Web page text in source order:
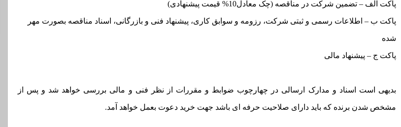
پاکت الف – تضمین شرکت در مناقصه (چک معادل10% قیمت پیشنهادی)
پاکت ب – اطلاعات رسمی و ثبتی شرکت، رزومه و سوابق کاری، پیشنهاد فنی و بازرگانی، اسناد مناقصه بصورت مهر
شده
پاکت ج – پیشنهاد مالی
بدیهی است اسناد و مدارک ارسالی در چهارچوب ضوابط و مقررات از نظر فنی و مالی بررسی خواهد شد و پس از
مشخص شدن برنده که باید دارای صلاحیت حرفه ای باشد جهت خرید دعوت بعمل خواهد آمد.